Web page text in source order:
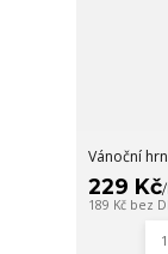
Vánoční
229 Kč/
189 Kč bez